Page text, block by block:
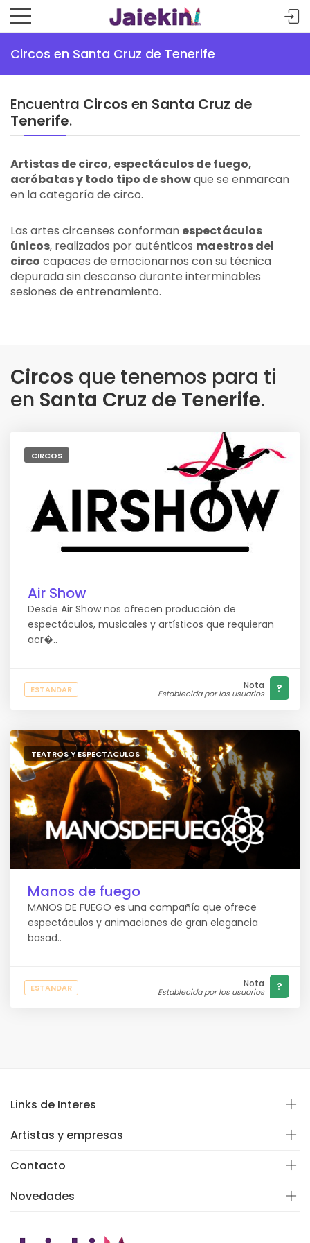
Circos en Santa Cruz de Tenerife
Encuentra Circos en Santa Cruz de
Tenerife.
Artistas de circo, espectáculos de fuego,
acróbatas y todo tipo de showque se enmarcan
en la categoría de circo.
Las artes circenses conforman espectáculos
únicos, realizados por auténticos maestros del
circo capaces de emocionarnos con su técnica
depurada sin descanso durante interminables
sesiones de entrenamiento.
Circos que tenemos para ti
en Santa Cruz de Tenerife.
CIRCOS
Air Show
Desde Air Show nos ofrecen producción de
espectáculos, musicales y artísticos que requieran
acr�..
ESTANDAR Nota
Establecida por los usuarios ?
TEATROS Y ESPECTACULOS
Manos de fuego
MANOS DE FUEGO es una compañía que ofrece
espectáculos y animaciones de gran elegancia
basad..
ESTANDAR Nota
Establecida por los usuarios ?
Links de Interes
Artistas y empresas
Contacto
Novedades